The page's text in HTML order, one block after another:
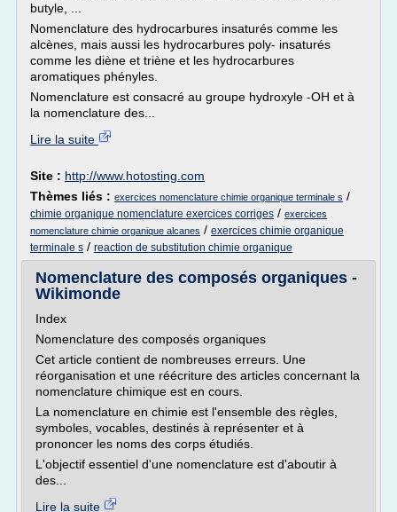
butyle, ...
Nomenclature des hydrocarbures insaturés comme les
alcènes, mais aussi les hydrocarbures poly- insaturés
comme les diène et triène et les hydrocarbures
aromatiques phényles.
Nomenclature est consacré au groupe hydroxyle -OH et à
la nomenclature des...
Lire la suite
Site : http://www.hotosting.com
Thèmes liés : exercices nomenclature chimie organique terminale s /
chimie organique nomenclature exercices corriges / exercices
nomenclature chimie organique alcanes / exercices chimie organique
terminale s / reaction de substitution chimie organique
Nomenclature des composés organiques -
Wikimonde
Index
Nomenclature des composés organiques
Cet article contient de nombreuses erreurs. Une
réorganisation et une réécriture des articles concernant la
nomenclature chimique est en cours.
La nomenclature en chimie est l'ensemble des règles,
symboles, vocables, destinés à représenter et à
prononcer les noms des corps étudiés.
L'objectif essentiel d'une nomenclature est d'aboutir à
des...
Lire la suite